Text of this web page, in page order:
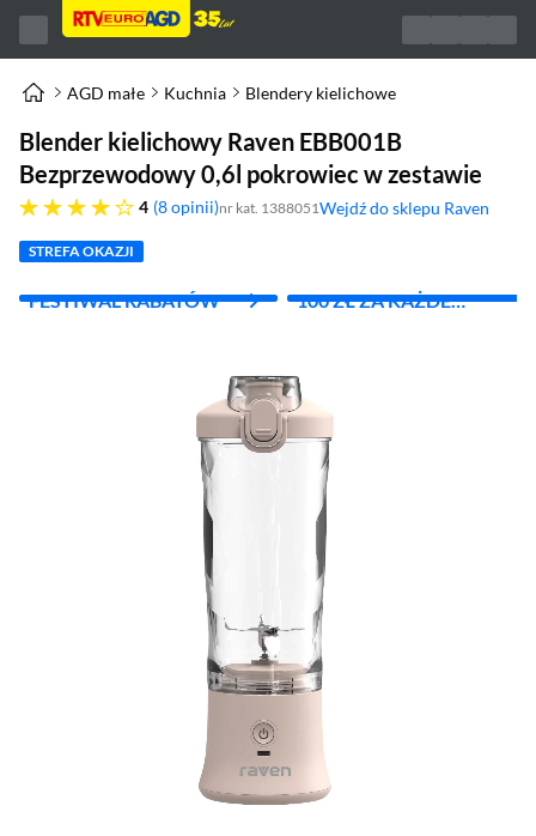
AGD małe Kuchnia Blendery kielichowe
Blender kielichowy Raven EBB001B
Bezprzewodowy 0,6l pokrowiec w zestawie
4
cztery gwiazdki 8 opinii nr kat. 1388051Wejdź do sklepu Raven
(otworzy się w nowym oknie)
STREFA OKAZJI
FESTIWAL RABATÓW
100 ZŁ ZA KAŻDE